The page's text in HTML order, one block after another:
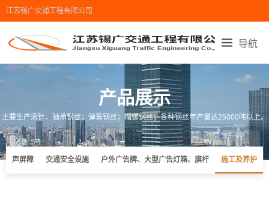
江苏锡广交通工程有限公司
导航
走进锡广 产品展示 锡广设备
新闻中心 在线留言 联系我们
地图导航
产品展示
主要生产滚针、轴承钢丝；弹簧钢丝；帽螺钢丝；各种钢丝年产量达25000吨以上。
声屏障 交通安全设施 户外广告牌、大型广告灯箱、旗杆 施工及养护